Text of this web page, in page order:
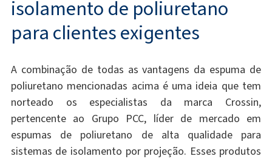
isolamento de poliuretano
para clientes exigentes
A combinação de todas as vantagens da espuma de
poliuretano mencionadas acima é uma ideia que tem
norteado os especialistas da marca Crossin,
pertencente ao Grupo PCC, líder de mercado em
espumas de poliuretano de alta qualidade para
sistemas de isolamento por projeção. Esses produtos